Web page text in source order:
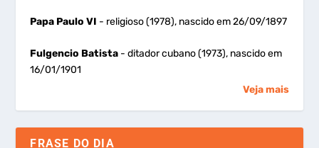
Papa Paulo VI - religioso (1978), nascido em 26/09/1897
Fulgencio Batista - ditador cubano (1973), nascido em
16/01/1901
Veja mais
FRASE DO DIA